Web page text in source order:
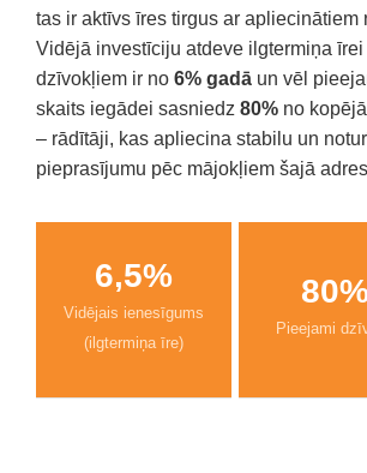
tas ir aktīvs īres tirgus ar apliecinātiem
Vidējā investīciju atdeve ilgtermiņa
dzīvokļiem ir no 6% gadā un vēl
skaits iegādei sasniedz 80% no
– rādītāji, kas apliecina stabilu un
pieprasījumu pēc mājokļiem šajā
6,5%
Vidējais ienesīgums
(ilgtermiņa īre)
Pieejami